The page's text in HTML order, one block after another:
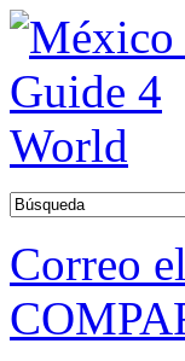
Correo